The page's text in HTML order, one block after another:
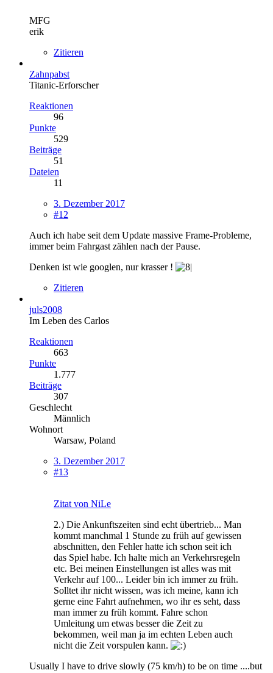
MFG
erik
Zitieren
Zahnpabst
Titanic-Erforscher
Reaktionen
96
Punkte
529
Beiträge
51
Dateien
11
3. Dezember 2017
#12
Auch ich habe seit dem Update massive Frame-Probleme,
immer beim Fahrgast zählen nach der Pause.
Denken ist wie googlen, nur krasser !
Zitieren
juls2008
Im Leben des Carlos
Reaktionen
663
Punkte
1.777
Beiträge
307
Geschlecht
Männlich
Wohnort
Warsaw, Poland
3. Dezember 2017
#13
Zitat von NiLe
2.) Die Ankunftszeiten sind echt übertrieb... Man
kommt manchmal 1 Stunde zu früh auf gewissen
abschnitten, den Fehler hatte ich schon seit ich
das Spiel habe. Ich halte mich an Verkehrsregeln
etc. Bei meinen Einstellungen ist alles was mit
Verkehr auf 100... Leider bin ich immer zu früh.
Solltet ihr nicht wissen, was ich meine, kann ich
gerne eine Fahrt aufnehmen, wo ihr es seht, dass
man immer zu früh kommt. Fahre schon
Umleitung um etwas besser die Zeit zu
bekommen, weil man ja im echten Leben auch
nicht die Zeit vorspulen kann.
Usually I have to drive slowly (75 km/h) to be on time ....but